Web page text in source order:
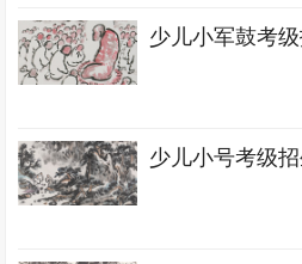
少儿小军鼓考
少儿小号考级